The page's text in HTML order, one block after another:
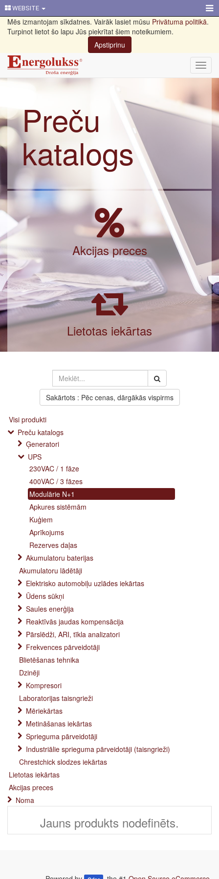
WEBSITE
Mēs izmantojam sīkdatnes. Vairāk lasiet mūsu Privātuma politikā.
Turpinot lietot šo lapu Jūs piekrītat šiem noteikumiem.
Apstiprinu
Preču
katalogs
Akcijas preces
Lietotas iekārtas
Sakārtots : Pēc cenas, dārgākās vispirms
Visi produkti
Preču katalogs
Ģeneratori
UPS
230VAC / 1 fāze
400VAC / 3 fāzes
Modulārie N+1
Apkures sistēmām
Kuģiem
Aprīkojums
Rezerves daļas
Akumulatoru baterijas
Akumulatoru lādētāji
Elektrisko automobiļu uzlādes iekārtas
Ūdens sūkņi
Saules enerģija
Reaktīvās jaudas kompensācija
Pārslēdži, ARI, tīkla analizatori
Frekvences pārveidotāji
Blietēšanas tehnika
Dzinēji
Kompresori
Laboratorijas taisngrieži
Mēriekārtas
Metināšanas iekārtas
Sprieguma pārveidotāji
Industriālie sprieguma pārveidotāji (taisngrieži)
Chrestchick slodzes iekārtas
Lietotas iekārtas
Akcijas preces
Noma
Jauns produkts nodefinēts.